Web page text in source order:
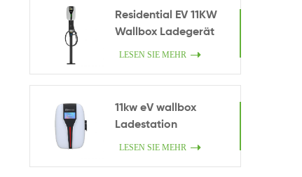
Residential EV 11KW
Wallbox Ladegerät
LESEN SIE MEHR
11kw eV wallbox
Ladestation
LESEN SIE MEHR